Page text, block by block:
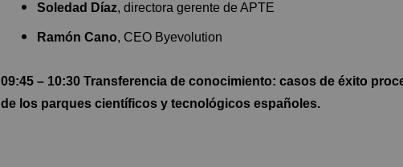
Soledad Díaz, directora gerente de APTE
Ramón Cano, CEO Byevolution
09:45 – 10:30 Transferencia de conocimiento: casos de éxito
de los parques científicos y tecnológicos españoles.